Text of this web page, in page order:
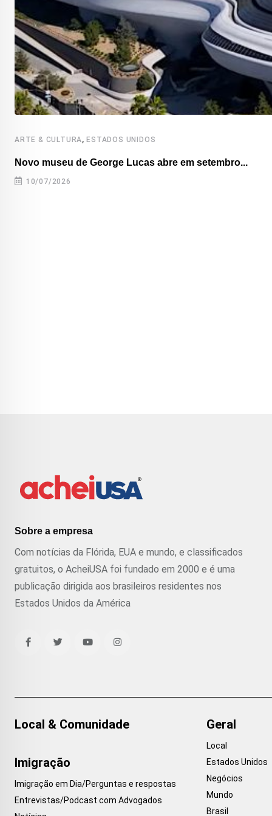
ARTE & CULTURA,ESTADOS UNIDOS
Novo museu de George Lucas abre em setembro...
10/07/2026
Sobre a empresa
Com notícias da Flórida, EUA e mundo, e classificados
gratuitos, o AcheiUSA foi fundado em 2000 e é uma
publicação dirigida aos brasileiros residentes nos
Estados Unidos da América
Local & Comunidade
Imigração
Imigração em Dia/Perguntas e respostas
Entrevistas/Podcast com Advogados
Geral
Local
Estados Unidos
Negócios
Mundo
Brasil